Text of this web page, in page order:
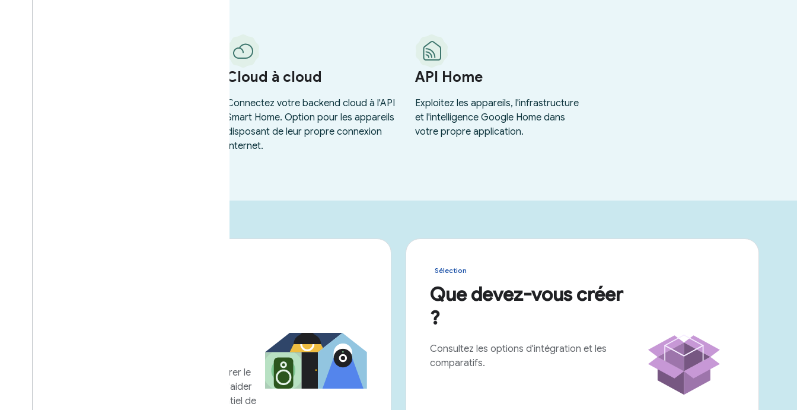
Outils et programmes permettant de tirer le
meilleur parti de votre intégration, et d'aider
les utilisateurs à exploiter tout le potentiel de
Sélection
Que devez-vous créer
?
Consultez les options d'intégration et les
comparatifs.